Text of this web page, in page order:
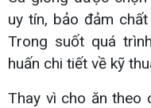
uy tín, bảo đảm
Trong suốt quá
huấn chi tiết về kỹ
Thay vì cho ăn theo